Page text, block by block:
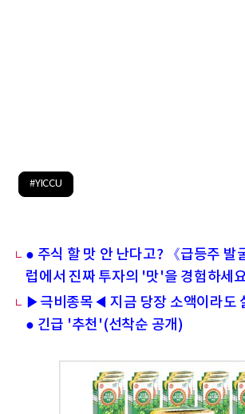
#YICCU
● 주식 할 맛 안 난다고? 《급등주 발
럽에서 진짜 투자의 '맛'을 경험하세
▶극비종목◀ 지금 당장 소액이라도
● 긴급 '추천'(선착순 공개)